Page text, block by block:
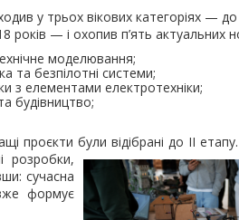
у трьох вікових категоріях —
років — і охопив п’ять актуальних
моделювання;
та безпілотні системи;
з елементами електротехніки;
будівництво;
проєкти були відібрані до ІІ
розробки,
сучасна
формує